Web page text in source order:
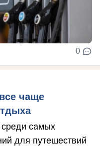
0
чаще
среди самых
для путешествий